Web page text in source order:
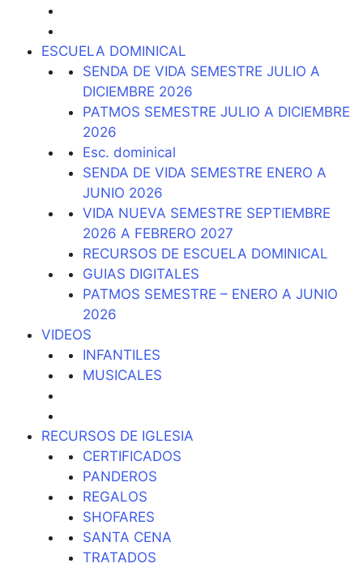
ESCUELA DOMINICAL
SENDA DE VIDA SEMESTRE JULIO A
DICIEMBRE 2026
PATMOS SEMESTRE JULIO A DICIEMBRE
2026
Esc. dominical
SENDA DE VIDA SEMESTRE ENERO A
JUNIO 2026
VIDA NUEVA SEMESTRE SEPTIEMBRE
2026 A FEBRERO 2027
RECURSOS DE ESCUELA DOMINICAL
GUIAS DIGITALES
PATMOS SEMESTRE – ENERO A JUNIO
2026
VIDEOS
INFANTILES
MUSICALES
RECURSOS DE IGLESIA
CERTIFICADOS
PANDEROS
REGALOS
SHOFARES
SANTA CENA
TRATADOS